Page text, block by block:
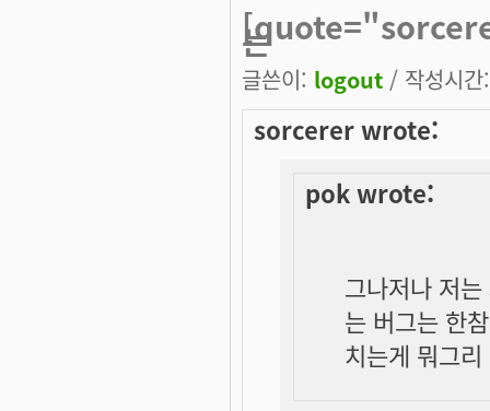
는
글쓴이: logout / 작성시
sorcerer wrote:
pok wrote:
그나저나 저
는 버그는 한
치는게 뭐그